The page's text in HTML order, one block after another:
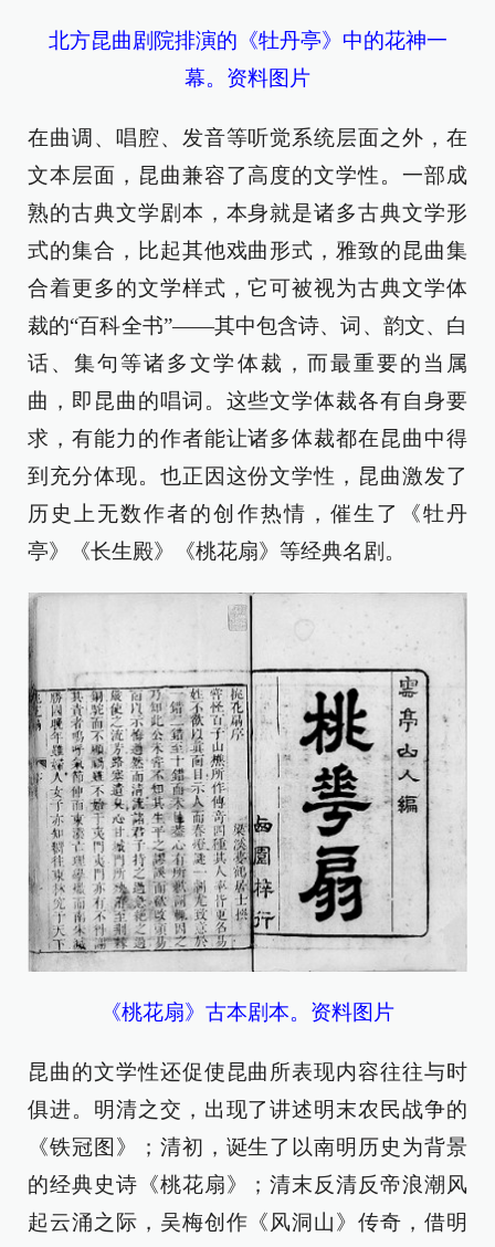
北方昆曲剧院排演的《牡丹亭》中的花神一
幕。资料图片
在曲调、唱腔、发音等听觉系统层面之外，在
文本层面，昆曲兼容了高度的文学性。一部成
熟的古典文学剧本，本身就是诸多古典文学形
式的集合，比起其他戏曲形式，雅致的昆曲集
合着更多的文学样式，它可被视为古典文学体
裁的“百科全书”——其中包含诗、词、韵文、白
话、集句等诸多文学体裁，而最重要的当属
曲，即昆曲的唱词。这些文学体裁各有自身要
求，有能力的作者能让诸多体裁都在昆曲中得
到充分体现。也正因这份文学性，昆曲激发了
历史上无数作者的创作热情，催生了《牡丹
亭》《长生殿》《桃花扇》等经典名剧。
《桃花扇》古本剧本。资料图片
昆曲的文学性还促使昆曲所表现内容往往与时
俱进。明清之交，出现了讲述明末农民战争的
《铁冠图》；清初，诞生了以南明历史为背景
的经典史诗《桃花扇》；清末反清反帝浪潮风
起云涌之际，吴梅创作《风洞山》传奇，借明